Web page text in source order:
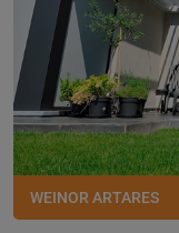
WEINOR ARTARES